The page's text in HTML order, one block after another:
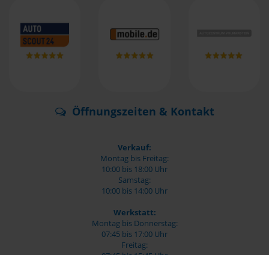
Öffnungszeiten & Kontakt
Verkauf:
Montag bis Freitag:
10:00 bis 18:00 Uhr
Samstag:
10:00 bis 14:00 Uhr
Werkstatt:
Montag bis Donnerstag:
07:45 bis 17:00 Uhr
Freitag: